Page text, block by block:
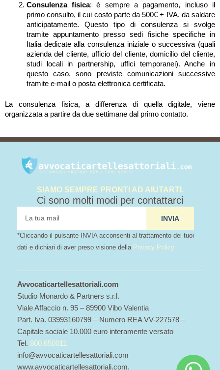
Consulenza fisica: è sempre a pagamento, incluso il
primo consulto, il cui costo parte da 500€ + IVA, da saldare
anticipatamente. Questo tipo di consulenza si svolge
tramite appuntamento presso sedi fisiche specifiche in
Italia dedicate alla consulenza iniziale o successiva (quali
azienda del cliente, ufficio del cliente, domicilio del cliente,
studi locali in partnership, uffici temporanei). Anche in
questo caso, sono previste comunicazioni successive
tramite e-mail o posta elettronica certificata.
La consulenza fisica, a differenza di quella digitale, viene
organizzata a partire da due settimane dal primo contatto.
SIAMO SEMPRE PRONTI AD AIUTARTI.
Ci sono molti modi per contattarci
INVIA
*Cliccando il pulsante INVIA acconsenti al trattamento dei tuoi
dati e dichiari di aver preso visione della Privacy Policy
Avvocaticartellesattoriali.com
Studio Monardo & Partners s.r.l.
Viale Affaccio n. 95 – 89900 Vibo Valentia
Part. Iva. 03993160799 – Numero REA VV-227578 –
Capitale sociale 10.000 euro interamente versato
Tel. 800.650011
info@avvocaticartellesattoriali.com
www.avvocaticartellesattoriali.com.